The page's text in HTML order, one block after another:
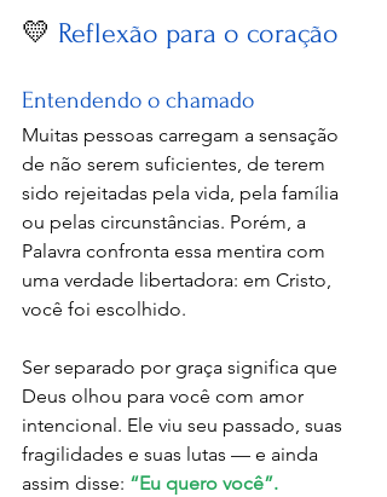
💛 Reflexão para o coração
Entendendo o chamado
Muitas pessoas carregam a sensação
de não serem suficientes, de terem
sido rejeitadas pela vida, pela família
ou pelas circunstâncias. Porém, a
Palavra confronta essa mentira com
uma verdade libertadora: em Cristo,
você foi escolhido.
Ser separado por graça significa que
Deus olhou para você com amor
intencional. Ele viu seu passado, suas
fragilidades e suas lutas — e ainda
assim disse: “Eu quero você”.